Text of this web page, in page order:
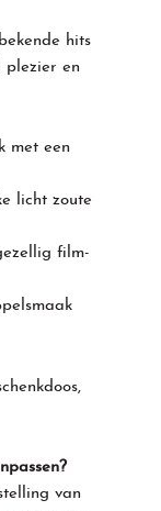
hits
plezier en
met een
licht zoute
film-
van